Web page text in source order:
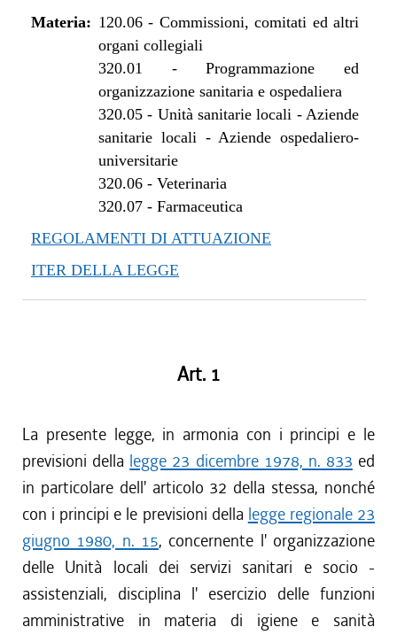
Materia: 120.06- Commissioni, comitati ed altri
organi collegiali
320.01 -Programmazione ed
organizzazione sanitaria e ospedaliera
320.05- Unità sanitarie locali - Aziende
sanitarie locali - Aziende ospedaliero-
universitarie
320.06- Veterinaria
320.07- Farmaceutica
REGOLAMENTI DI ATTUAZIONE
ITER DELLA LEGGE
Art. 1
La presente legge, in armonia con i principi e le
previsioni della legge 23 dicembre 1978, n. 833 ed
in particolare dell' articolo 32 della stessa, nonché
con i principi e le previsioni della legge regionale 23
giugno 1980, n. 15, concernente l' organizzazione
delle Unità locali dei servizi sanitari e socio -
assistenziali, disciplina l' esercizio delle funzioni
amministrative in materia di igiene e sanità